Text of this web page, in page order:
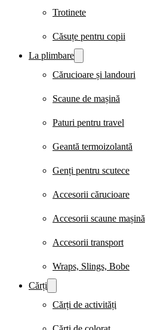
Trotinete
Căsuțe pentru copii
La plimbare
Cărucioare și landouri
Scaune de mașină
Paturi pentru travel
Geantă termoizolantă
Genți pentru scutece
Accesorii cărucioare
Accesorii scaune mașină
Accesorii transport
Wraps, Slings, Bobe
Cărți
Cărți de activități